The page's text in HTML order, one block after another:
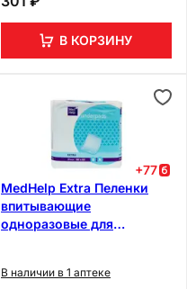
В КОРЗИНУ
+77
MedHelp Extra Пеленки
впитывающие
одноразовые для
В наличии в 1 аптеке